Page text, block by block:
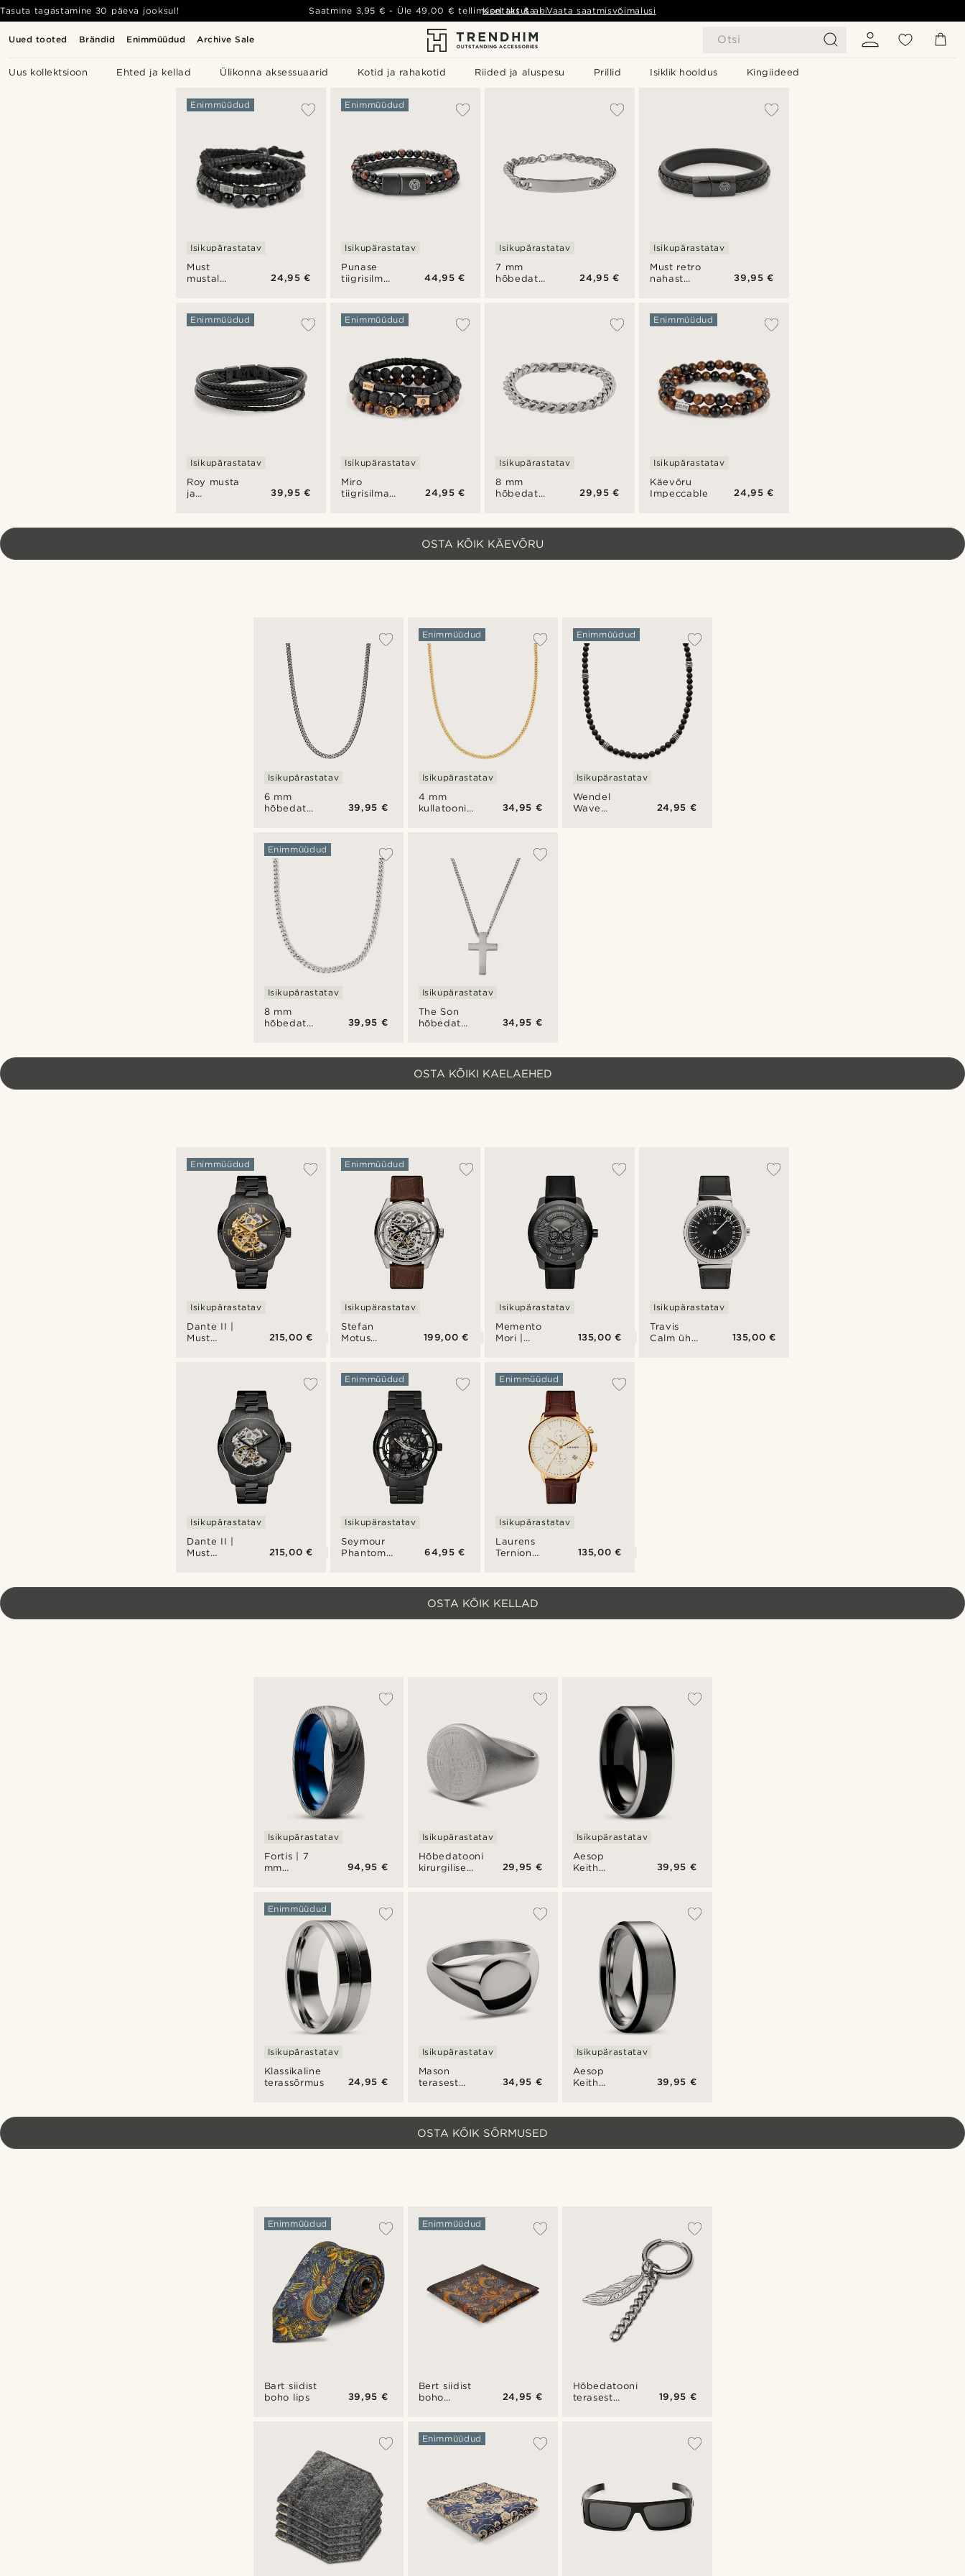
Uued tooted Brändid Enimmüüdud Archive Sale Otsi
Uus kollektsioon Ehted ja kellad Ülikonna aksessuaarid Kotid ja rahakotid Riided ja aluspesu Prillid Isiklik hooldus Kingiideed
Tasuta tagastamine 30 päeva jooksul! Saatmine 3,95 € - Üle 49,00 € tellimusel tasuta- Vaata saatmisvõimalusi
Kontakt & abi
Must
mustal
Enimmüüdud
Isikupärastatav
24,95 €
Roy musta
ja
käevõru
Enimmüüdud
Isikupärastatav
39,95 €
Punase
tiigrisilma
terasest
Icon
Enimmüüdud
Isikupärastatav
44,95 €
Miro
tiigrisilma
käevõru
Enimmüüdud
Isikupärastatav
24,95 €
7 mm
hõbedatooni
Isikupärastatav
24,95 €
8 mm
hõbedatooni
Isikupärastatav
29,95 €
Must retro
nahast
Isikupärastatav
39,95 €
Käevõru
Impeccable
Enimmüüdud
Isikupärastatav
24,95 €
OSTA KÕIK KÄEVÕRU
6 mm
hõbedatooni
Isikupärastatav
39,95 €
8 mm
hõbedatooni
Enimmüüdud
Isikupärastatav
39,95 €
4 mm
kullatooni
Enimmüüdud
Isikupärastatav
34,95 €
The Son
hõbedatooni
kaelakee
Isikupärastatav
34,95 €
Wendel
Wave
Enimmüüdud
Isikupärastatav
24,95 €
OSTA KÕIKI KAELAEHED
Dante II |
Must
Enimmüüdud
Isikupärastatav
215,00 €
Dante II |
Must
Isikupärastatav
215,00 €
Stefan
Motus
käekell
Enimmüüdud
Isikupärastatav
199,00 €
Seymour
Phantom
Enimmüüdud
Isikupärastatav
64,95 €
Memento
Mori |
Isikupärastatav
135,00 €
Laurens
Ternion
kahe
ajatsooni
käekell
Enimmüüdud
Isikupärastatav
135,00 €
Travis
Calm ühe
Isikupärastatav
135,00 €
OSTA KÕIK KELLAD
Fortis | 7
mm
terasest ja
sinisest
titaanist
sõrmus
Isikupärastatav
94,95 €
Klassikaline
terassõrmus
Enimmüüdud
Isikupärastatav
24,95 €
Hõbedatooni
kirurgilisest
Isikupärastatav
29,95 €
Mason
terasest
Isikupärastatav
34,95 €
Aesop
Keith
Isikupärastatav
39,95 €
Aesop
Keith
titaanist
Isikupärastatav
39,95 €
OSTA KÕIK SÕRMUSED
Bart siidist
boho lips
Enimmüüdud
39,95 €
Bert siidist
boho
Enimmüüdud
24,95 €
Enimmüüdud
Hõbedatooni
terasest
19,95 €